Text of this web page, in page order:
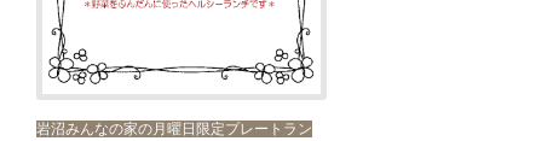
岩沼みんなの家の月曜日限定プレートラン